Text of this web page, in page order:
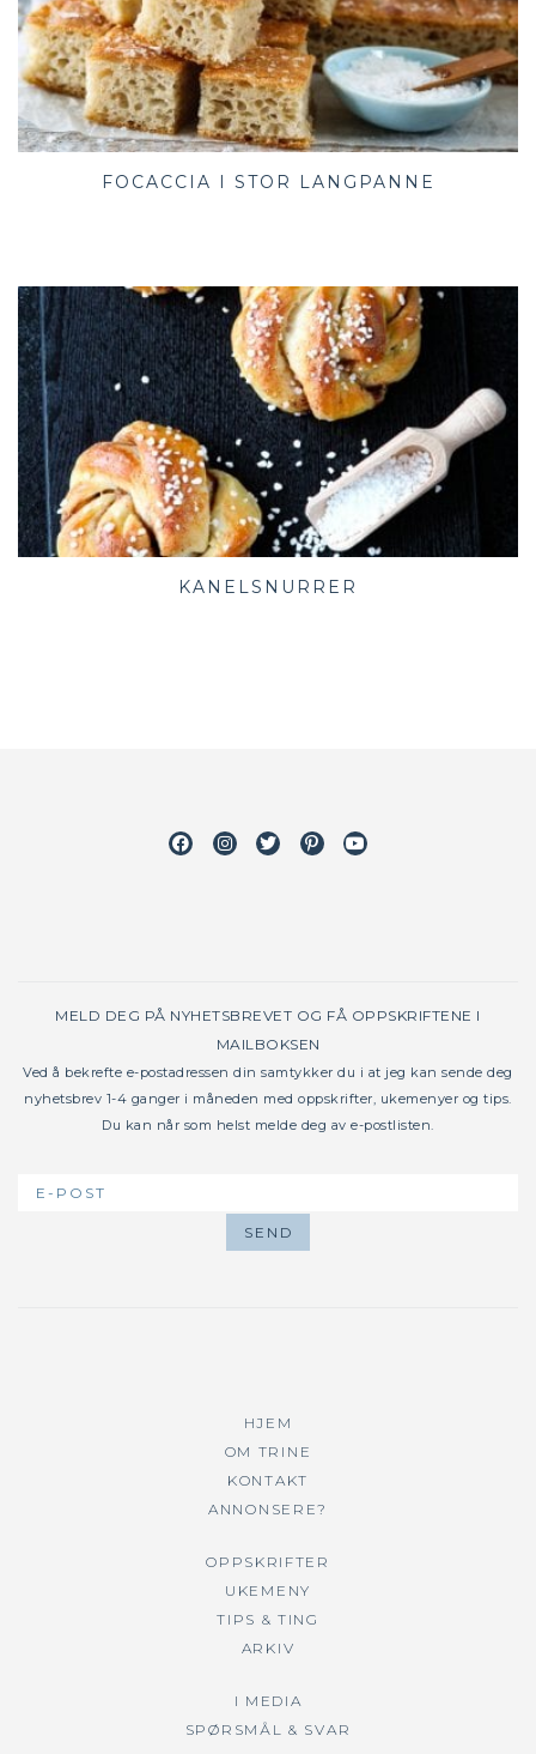
FOCACCIA I STOR LANGPANNE
KANELSNURRER
FacebookInstagram
TwitterPinterestYoutube
MELD DEG PÅ NYHETSBREVET OG FÅ OPPSKRIFTENE I
MAILBOKSEN
Ved å bekrefte e-postadressen din samtykker du i at jeg kan sende deg
nyhetsbrev 1-4 ganger i måneden med oppskrifter, ukemenyer og tips.
Du kan når som helst melde deg av e-postlisten.
HJEM
OM TRINE
KONTAKT
ANNONSERE?
OPPSKRIFTER
UKEMENY
TIPS & TING
ARKIV
I MEDIA
SPØRSMÅL & SVAR